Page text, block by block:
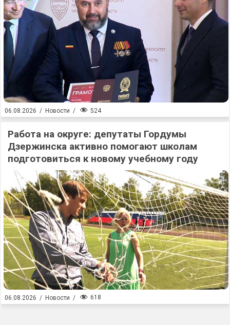
06.08.2026 / Новости / 524
Работа на округе: депутаты Гордумы
Дзержинска активно помогают школам
подготовиться к новому учебному году
06.08.2026 / Новости / 618